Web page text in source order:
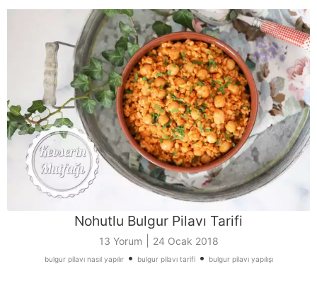
Nohutlu Bulgur Pilavı Tarifi
13 Yorum 24 Ocak 2018
bulgur pilavı nasıl yapılır• bulgur pilavı tarifi• bulgur pilavı yapılışı